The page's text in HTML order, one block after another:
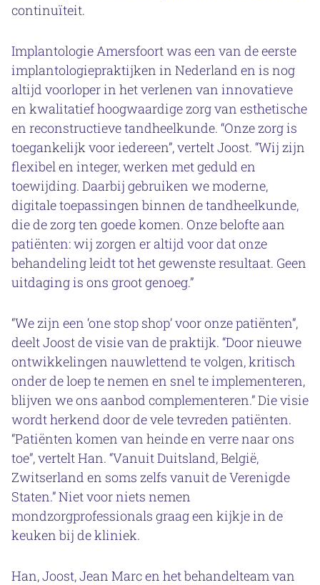
continuïteit.
Implantologie Amersfoort was een van de eerste
implantologiepraktijken in Nederland en is nog
altijd voorloper in het verlenen van innovatieve
en kwalitatief hoogwaardige zorg van esthetische
en reconstructieve tandheelkunde. “Onze zorg is
toegankelijk voor iedereen”, vertelt Joost. “Wij zijn
flexibel en integer, werken met geduld en
toewijding. Daarbij gebruiken we moderne,
digitale toepassingen binnen de tandheelkunde,
die de zorg ten goede komen. Onze belofte aan
patiënten: wij zorgen er altijd voor dat onze
behandeling leidt tot het gewenste resultaat. Geen
uitdaging is ons groot genoeg.”
“We zijn een ‘one stop shop’ voor onze patiënten”,
deelt Joost de visie van de praktijk. “Door nieuwe
ontwikkelingen nauwlettend te volgen, kritisch
onder de loep te nemen en snel te implementeren,
blijven we ons aanbod complementeren.” Die visie
wordt herkend door de vele tevreden patiënten.
“Patiënten komen van heinde en verre naar ons
toe”, vertelt Han. “Vanuit Duitsland, België,
Zwitserland en soms zelfs vanuit de Verenigde
Staten.” Niet voor niets nemen
mondzorgprofessionals graag een kijkje in de
keuken bij de kliniek.
Han, Joost, Jean Marc en het behandelteam van